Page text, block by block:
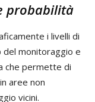
probabilità
i livelli di
monitoraggio e
che permette di
aree non
vicini.